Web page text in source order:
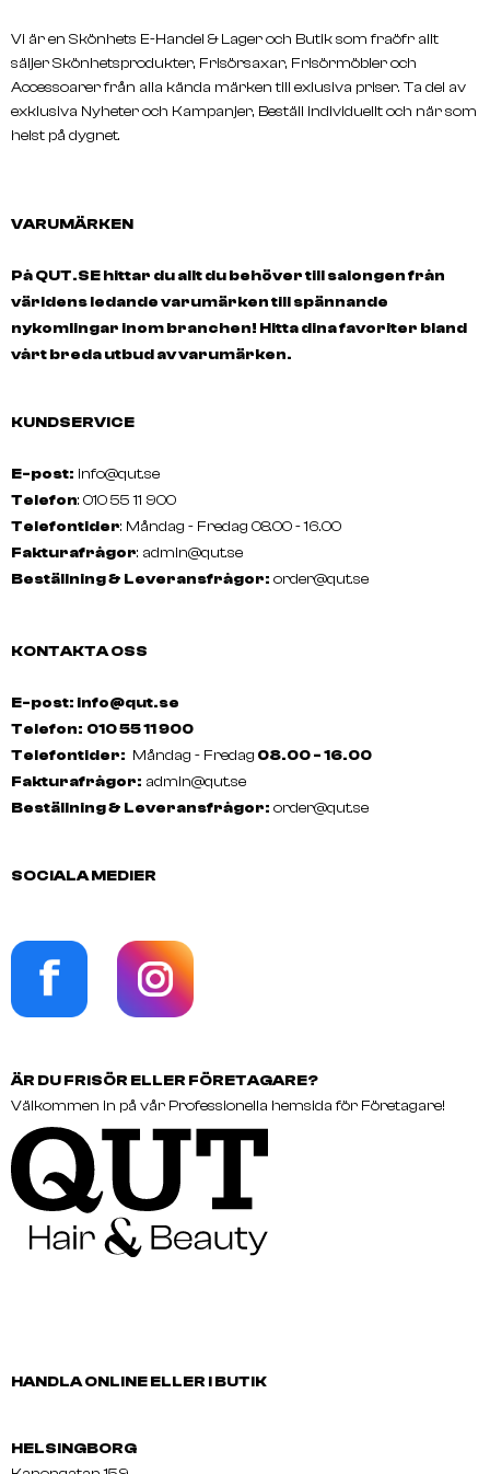
SCHWARZKOPF
SCHWARZKOPF SCHWARZKOPF
Vi är en Skönhets E-Handel & Lager och Butik som fraöfr allt
säljer Skönhetsprodukter, Frisörsaxar, Frisörmöbler och
Accessoarer från alla kända märken till exlusiva priser. Ta del av
exklusiva Nyheter och Kampanjer, Beställ individuellt och när som
helst på dygnet.
VARUMÄRKEN
På QUT.SE hittar du allt du behöver till salongen från
världens ledande varumärken till spännande
nykomlingar inom branchen! Hitta dina favoriter bland
vårt breda utbud av varumärken.
KUNDSERVICE
E-post: info@qut.se
Telefon: 010 55 11 900
Telefontider: Måndag - Fredag 08.00 - 16.00
Fakturafrågor: admin@qut.se
Beställning & Leveransfrågor: order@qut.se
KONTAKTA OSS
E-post: info@qut.se
Telefon: 010 55 11 900
Telefontider: Måndag - Fredag 08.00 - 16.00
Fakturafrågor: admin@qut.se
Beställning & Leveransfrågor: order@qut.se
SOCIALA MEDIER
ÄR DU FRISÖR ELLER FÖRETAGARE?
Välkommen in på vår Professionella hemsida för Företagare!
HANDLA ONLINE ELLER I BUTIK
HELSINGBORG